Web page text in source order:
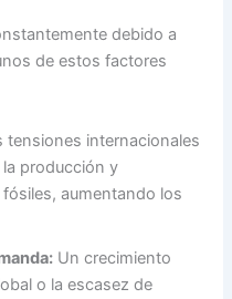
debido a
de estos factores
tensiones internacionales
producción y
aumentando los
Un crecimiento
o la escasez de